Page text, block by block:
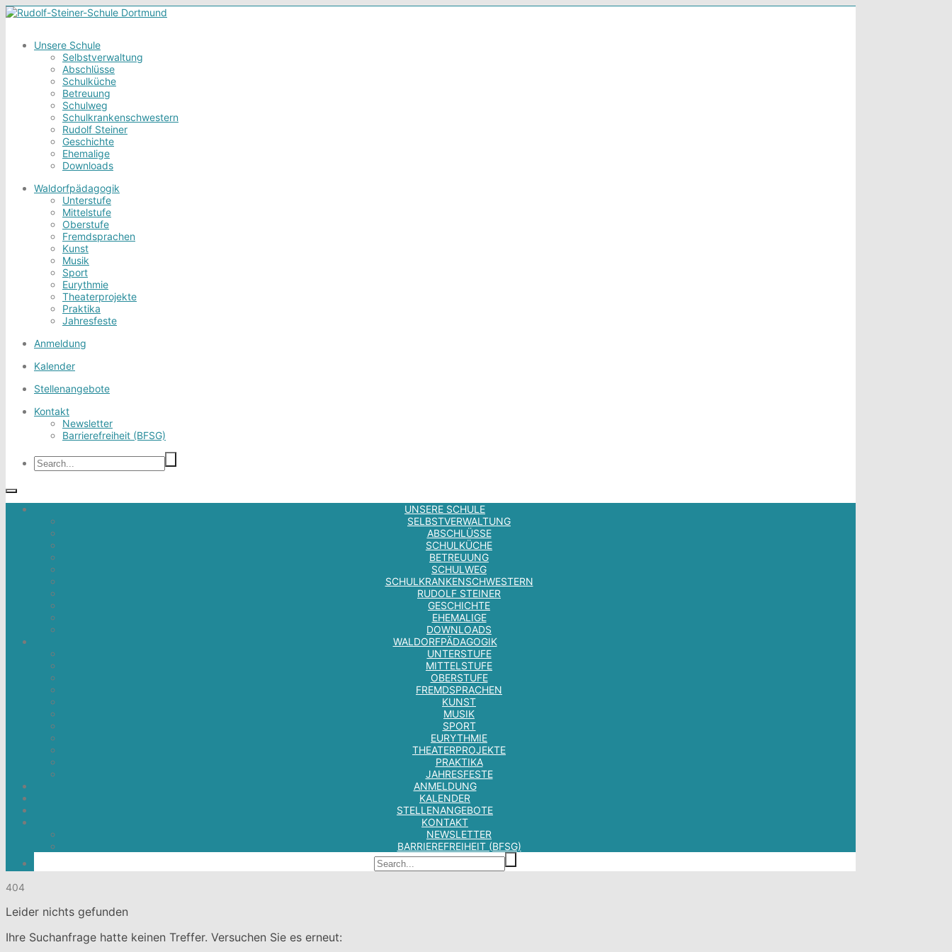
Unsere Schule
Selbstverwaltung
Abschlüsse
Schulküche
Betreuung
Schulweg
Schulkrankenschwestern
Rudolf Steiner
Geschichte
Ehemalige
Downloads
Waldorfpädagogik
Unterstufe
Mittelstufe
Oberstufe
Fremdsprachen
Kunst
Musik
Sport
Eurythmie
Theaterprojekte
Praktika
Jahresfeste
Anmeldung
Kalender
Stellenangebote
Kontakt
Newsletter
Barrierefreiheit (BFSG)
UNSERE SCHULE
SELBSTVERWALTUNG
ABSCHLÜSSE
SCHULKÜCHE
BETREUUNG
SCHULWEG
SCHULKRANKENSCHWESTERN
RUDOLF STEINER
GESCHICHTE
EHEMALIGE
DOWNLOADS
WALDORFPÄDAGOGIK
UNTERSTUFE
MITTELSTUFE
OBERSTUFE
FREMDSPRACHEN
KUNST
MUSIK
SPORT
EURYTHMIE
THEATERPROJEKTE
PRAKTIKA
JAHRESFESTE
ANMELDUNG
KALENDER
STELLENANGEBOTE
KONTAKT
NEWSLETTER
BARRIEREFREIHEIT (BFSG)
404
Leider nichts gefunden
Ihre Suchanfrage hatte keinen Treffer. Versuchen Sie es erneut: